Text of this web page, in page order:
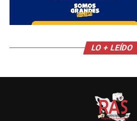
LO + LEÍDO